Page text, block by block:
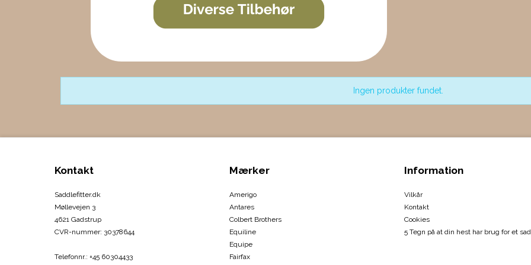
Ingen produkter fundet.
Kontakt
Saddlefitter.dk
Møllevejen 3
4621 Gadstrup
CVR-nummer: 30378644
Telefonnr.: +45 60304433
Mærker
Amerigo
Antares
Colbert Brothers
Equiline
Equipe
Fairfax
Information
Vilkår
Kontakt
Cookies
5 Tegn på at din hest har brug for et